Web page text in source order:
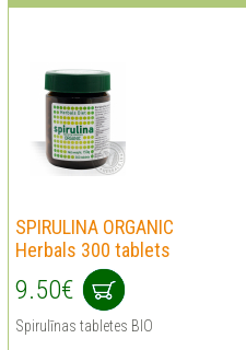
SPIRULINA ORGANIC
Herbals 300 tablets
9.50€
Spirulīnas tabletes BIO